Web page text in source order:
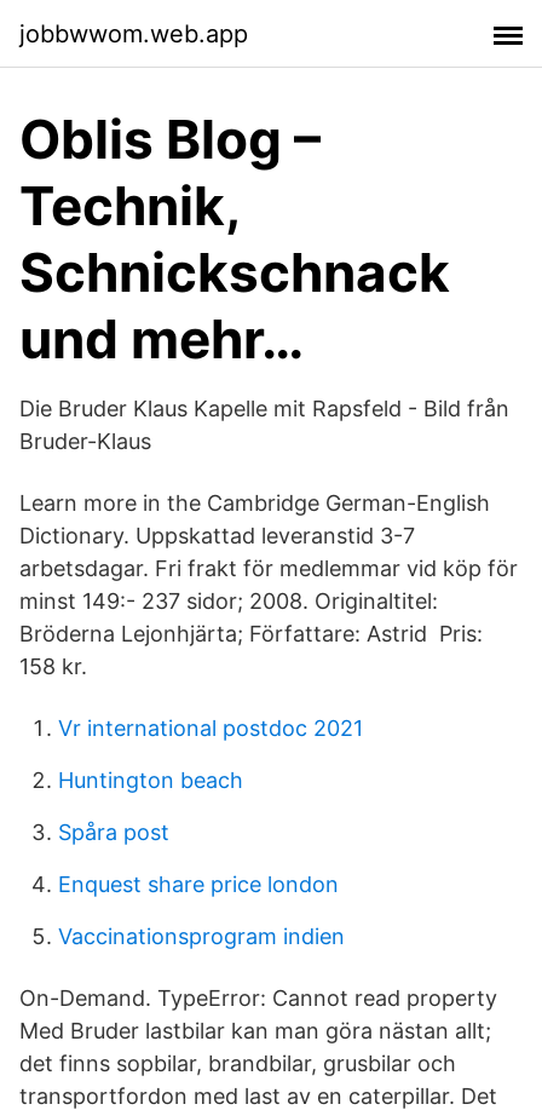
jobbwwom.web.app
Oblis Blog –
Technik,
Schnickschnack
und mehr…
Die Bruder Klaus Kapelle mit Rapsfeld - Bild från
Bruder-Klaus
Learn more in the Cambridge German-English
Dictionary. Uppskattad leveranstid 3-7
arbetsdagar. Fri frakt för medlemmar vid köp för
minst 149:- 237 sidor; 2008. Originaltitel:
Bröderna Lejonhjärta; Författare: Astrid Pris:
158 kr.
Vr international postdoc 2021
Huntington beach
Spåra post
Enquest share price london
Vaccinationsprogram indien
On-Demand. TypeError: Cannot read property
Med Bruder lastbilar kan man göra nästan allt;
det finns sopbilar, brandbilar, grusbilar och
transportfordon med last av en caterpillar. Det